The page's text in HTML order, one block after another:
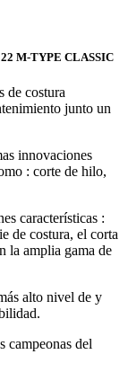
M-TYPE CLASSIC
de costura
junto un
innovaciones
: corte de hilo,
características :
de costura, el corta
la amplia gama de
alto nivel de y
campeonas del